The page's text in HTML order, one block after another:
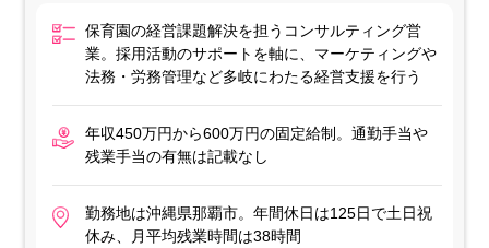
保育園の経営課題解決を担うコンサルティング営
業。採用活動のサポートを軸に、マーケティングや
法務・労務管理など多岐にわたる経営支援を行う
年収450万円から600万円の固定給制。通勤手当や
残業手当の有無は記載なし
勤務地は沖縄県那覇市。年間休日は125日で土日祝
休み、月平均残業時間は38時間